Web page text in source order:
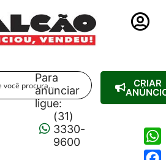
Para
anunciar
ligue:
(31)
3330-
9600
CRIAR